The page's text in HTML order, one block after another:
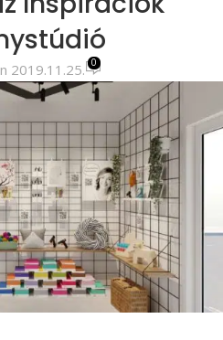
2019.11.25. 0